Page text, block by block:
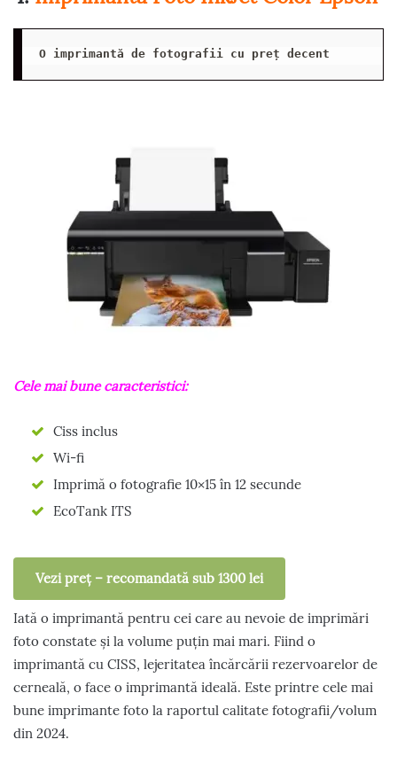
O imprimantă de fotografii cu preț decent
Cele mai bune caracteristici:
Ciss inclus
Wi-fi
Imprimă o fotografie 10×15 în 12 secunde
EcoTank ITS
Vezi preț – recomandată sub 1300 lei
Iată o imprimantă pentru cei care au nevoie de imprimări
foto constate și la volume puțin mai mari. Fiind o
imprimantă cu CISS, lejeritatea încărcării rezervoarelor de
cerneală, o face o imprimantă ideală. Este printre cele mai
bune imprimante foto la raportul calitate fotografii/volum
din 2024.